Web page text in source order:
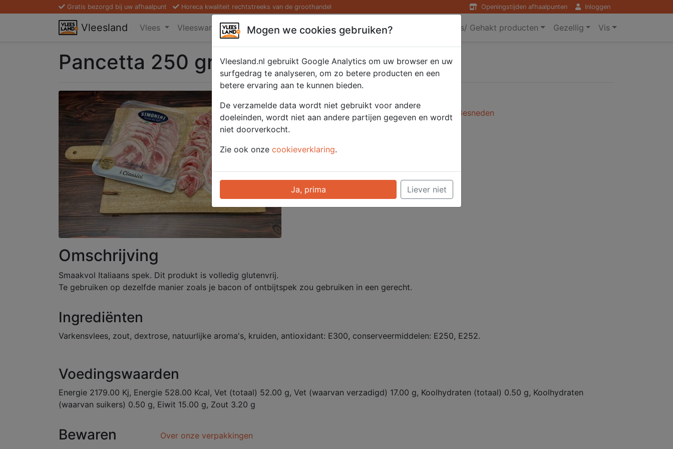
Gratis bezorgd bij uw afhaalpunt Horeca kwaliteit rechtstreeks van de groothandel Openingstijden afhaalpunten Inloggen
Vleesland Vlees Vleeswaren Kaas/ Zuivel Saté/ Barbecue Diversen Hamburgers/ Gehakt producten Gezellig Vis
Pancetta 250 gr.
Categorie
Vleeswaren - Heel / Gesneden
Selecteer hier uw afhaalpunt
Omschrijving
Smaakvol Italiaans spek. Dit produkt is volledig glutenvrij.
Te gebruiken op dezelfde manier zoals je bacon of ontbijtspek zou gebruiken in een gerecht.
Ingrediënten
Varkensvlees, zout, dextrose, natuurlijke aroma's, kruiden, antioxidant: E300, conserveermiddelen: E250, E252.
Voedingswaarden
Energie 2179.00 Kj, Energie 528.00 Kcal, Vet (totaal) 52.00 g, Vet (waarvan verzadigd) 17.00 g, Koolhydraten (totaal) 0.50 g, Koolhydraten
(waarvan suikers) 0.50 g, Eiwit 15.00 g, Zout 3.20 g
Bewaren
Over onze verpakkingen
Mogen we cookies gebruiken?
Vleesland.nl gebruikt Google Analytics om uw browser en uw
surfgedrag te analyseren, om zo betere producten en een
betere ervaring aan te kunnen bieden.
De verzamelde data wordt niet gebruikt voor andere
doeleinden, wordt niet aan andere partijen gegeven en wordt
niet doorverkocht.
Zie ook onze cookieverklaring.
Ja, prima Liever niet